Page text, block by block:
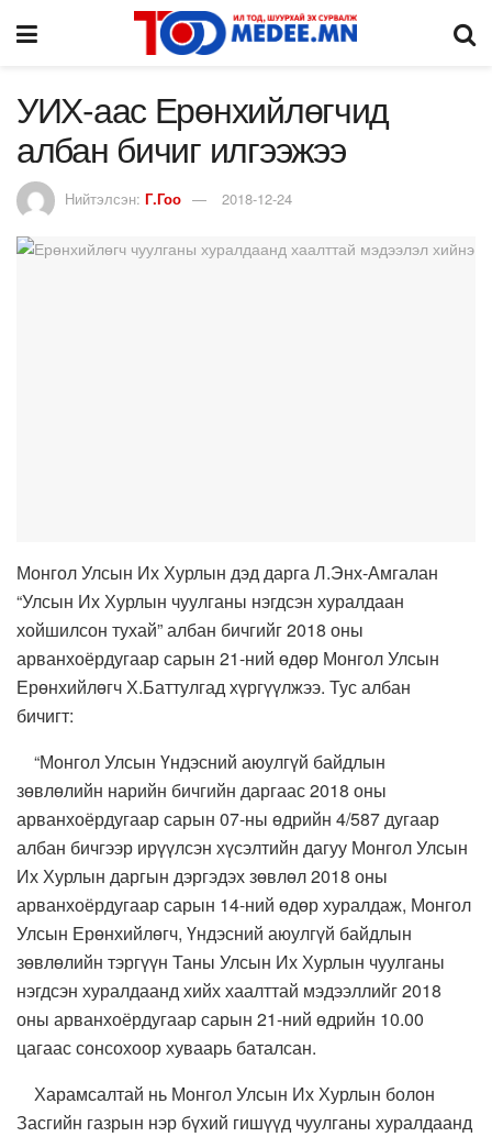
УИХ-аас Ерөнхийлөгчид
албан бичиг илгээжээ
Нийтэлсэн: Г.Гоо 2018-12-24
Монгол Улсын Их Хурлын дэд дарга Л.Энх-Амгалан
“Улсын Их Хурлын чуулганы нэгдсэн хуралдаан
хойшилсон тухай” албан бичгийг 2018 оны
арванхоёрдугаар сарын 21-ний өдөр Монгол Улсын
Ерөнхийлөгч Х.Баттулгад хүргүүлжээ. Тус албан
бичигт:
“Монгол Улсын Үндэсний аюулгүй байдлын
зөвлөлийн нарийн бичгийн даргаас 2018 оны
арванхоёрдугаар сарын 07-ны өдрийн 4/587 дугаар
албан бичгээр ирүүлсэн хүсэлтийн дагуу Монгол Улсын
Их Хурлын даргын дэргэдэх зөвлөл 2018 оны
арванхоёрдугаар сарын 14-ний өдөр хуралдаж, Монгол
Улсын Ерөнхийлөгч, Үндэсний аюулгүй байдлын
зөвлөлийн тэргүүн Таны Улсын Их Хурлын чуулганы
нэгдсэн хуралдаанд хийх хаалттай мэдээллийг 2018
оны арванхоёрдугаар сарын 21-ний өдрийн 10.00
цагаас сонсохоор хуваарь баталсан.
Харамсалтай нь Монгол Улсын Их Хурлын болон
Засгийн газрын нэр бүхий гишүүд чуулганы хуралдаанд